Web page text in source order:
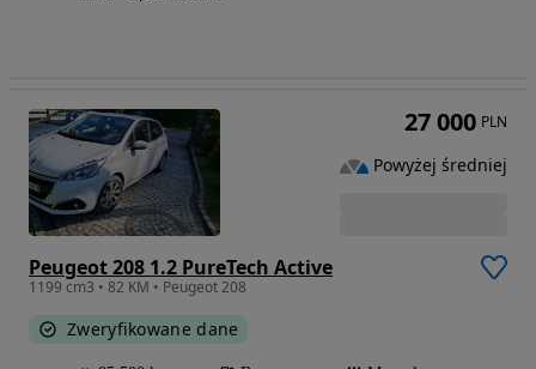
Peugeot 208 1.2 PureTech Active
1199 cm3 • 82 KM • Peugeot 208
Zweryfikowane dane
27 000 PLN
Powyżej średniej